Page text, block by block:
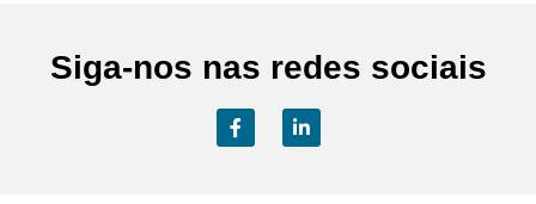
Siga-nos nas redes sociais